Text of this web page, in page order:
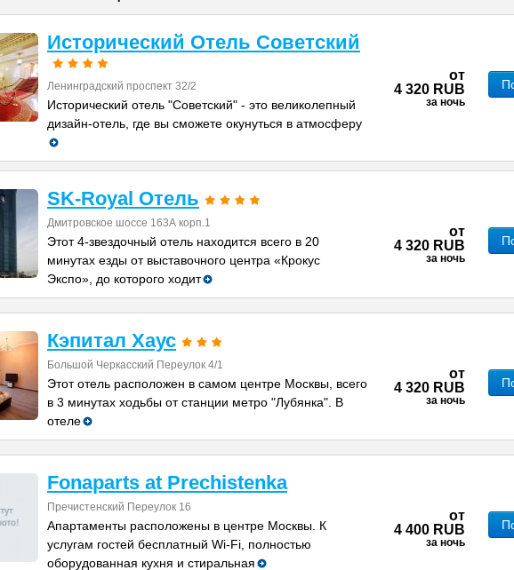
Исторический Отель Советский
Ленинградский проспект 32/2
Исторический отель "Советский" - это великолепный
дизайн-отель, где вы сможете окунуться в атмосферу
от
4 320 RUB
за ночь
SK-Royal Отель
Дмитровское шоссе 163А корп.1
Этот 4-звездочный отель находится всего в 20
минутах езды от выставочного центра «Крокус
Экспо», до которого ходит
от
4 320 RUB
за ночь
Кэпитал Хаус
Большой Черкасский Переулок 4/1
Этот отель расположен в самом центре Москвы, всего
в 3 минутах ходьбы от станции метро "Лубянка". В
отеле
от
4 320 RUB
за ночь
Fonaparts at Prechistenka
Пречистенский Переулок 16
Апартаменты расположены в центре Москвы. К
услугам гостей бесплатный Wi-Fi, полностью
оборудованная кухня и стиральная
от
4 400 RUB
за ночь